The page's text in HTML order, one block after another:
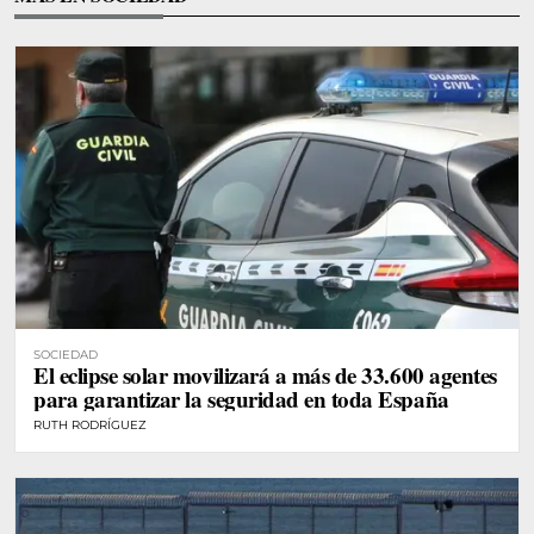
SOCIEDAD
El eclipse solar movilizará a más de 33.600 agentes
para garantizar la seguridad en toda España
RUTH RODRÍGUEZ